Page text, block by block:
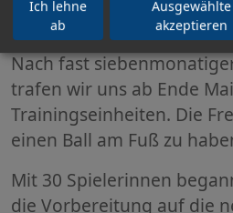
Nach fast
trafen wir uns ab Ende
Trainingseinheiten. Die
einen Ball am Fuß zu
Mit 30 Spielerinnen
die Vorbereitung auf die
Ich lehne
ab
Ausgewählte
akzeptieren